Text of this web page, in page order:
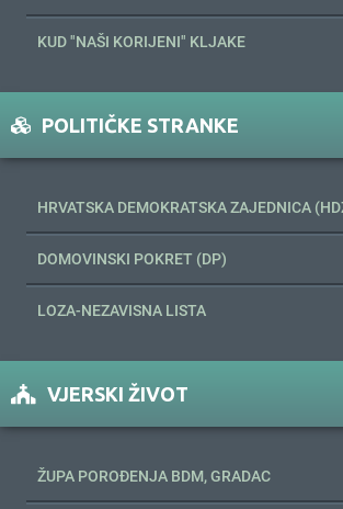
KUD "NAŠI KORIJENI" KLJAKE
POLITIČKE STRANKE
HRVATSKA DEMOKRATSKA ZAJEDNICA
DOMOVINSKI POKRET (DP)
LOZA-NEZAVISNA LISTA
VJERSKI ŽIVOT
ŽUPA POROĐENJA BDM, GRADAC